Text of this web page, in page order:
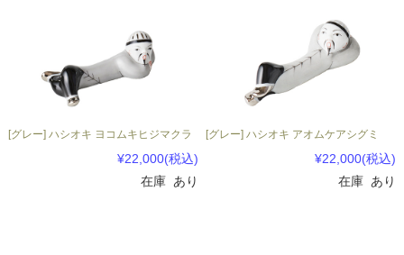
[グレー] ハシオキ ヨコムキヒジマクラ
¥22,000(税込)
在庫 あり
[グレー] ハシオキ アオムケアシグミ
¥22,000(税込)
在庫 あり